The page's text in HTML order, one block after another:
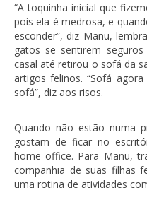
“A toquinha inicial que
pois ela é medrosa, e
esconder”, diz Manu,
gatos se sentirem
casal até retirou o sofá da
artigos felinos. “Sofá
sofá”, diz aos risos.
Quando não estão numa
gostam de ficar no
home office. Para Manu,
companhia de suas filhas
uma rotina de atividades